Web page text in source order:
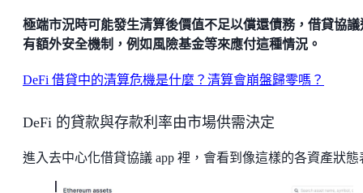
極端市況時可能發生清算後價值不足以償還債務，借貸協議
有額外安全機制，例如風險基金等來應付這種情況。
DeFi 借貸中的清算危機是什麼？清算會崩盤歸零嗎？
DeFi 的貸款與存款利率由市場供需決定
進入去中心化借貸協議 app 裡，會看到像這樣的各資產狀態